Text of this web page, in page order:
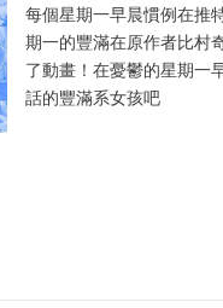
每個星期一早晨慣例在推
期一的豐滿在原作者比村
了動畫！在憂鬱的星期一
話的豐滿系女孩吧